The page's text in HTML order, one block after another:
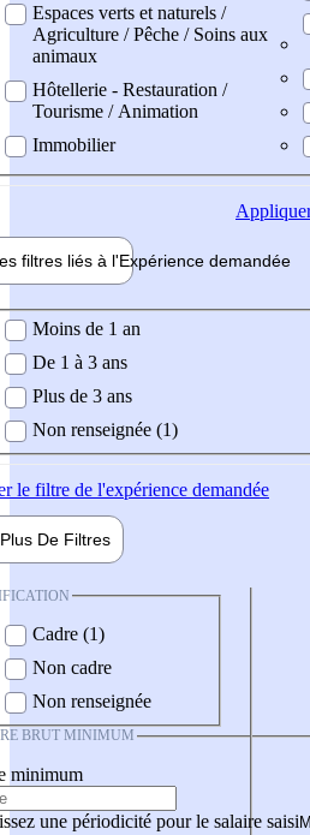
Espaces verts et naturels /
Agriculture / Pêche / Soins aux
animaux
Hôtellerie - Restauration /
Tourisme / Animation
Immobilier
filtres liés à l'Expérience demandée
demandée
Moins de 1 an
De 1 à 3 ans
Plus de 3 ans
Non renseignée (1)
le filtre de l'expérience demandée
Plus De Filtres
Cadre (1)
Non cadre
Non renseignée
BRUT MINIMUM
minimum
une périodicité pour le salaire saisi